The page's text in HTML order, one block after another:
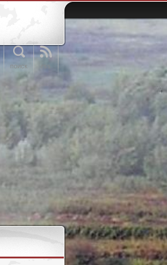
поиск